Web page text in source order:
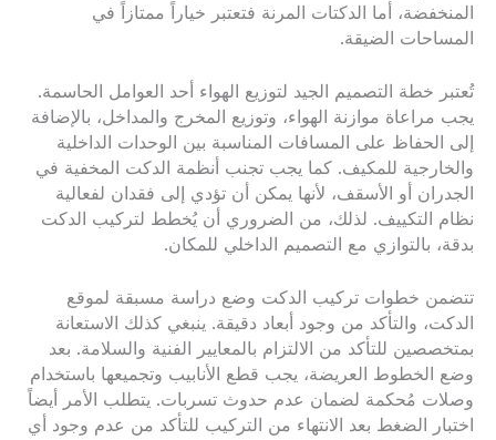
المنخفضة، أما الدكتات المرنة فتعتبر خياراً ممتازاً في
المساحات الضيقة.
تُعتبر خطة التصميم الجيد لتوزيع الهواء أحد العوامل الحاسمة.
يجب مراعاة موازنة الهواء، وتوزيع المخرج والمداخل، بالإضافة
إلى الحفاظ على المسافات المناسبة بين الوحدات الداخلية
والخارجية للمكيف. كما يجب تجنب أنظمة الدكت المخفية في
الجدران أو الأسقف، لأنها يمكن أن تؤدي إلى فقدان لفعالية
نظام التكييف. لذلك، من الضروري أن يُخطط لتركيب الدكت
بدقة، بالتوازي مع التصميم الداخلي للمكان.
تتضمن خطوات تركيب الدكت وضع دراسة مسبقة لموقع
الدكت، والتأكد من وجود أبعاد دقيقة. ينبغي كذلك الاستعانة
بمتخصصين للتأكد من الالتزام بالمعايير الفنية والسلامة. بعد
وضع الخطوط العريضة، يجب قطع الأنابيب وتجميعها باستخدام
وصلات مُحكمة لضمان عدم حدوث تسربات. يتطلب الأمر أيضاً
اختبار الضغط بعد الانتهاء من التركيب للتأكد من عدم وجود أي